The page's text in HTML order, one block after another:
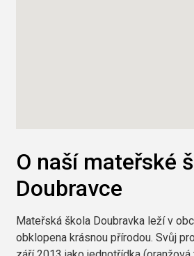
O naší mateřské
Doubravce
Mateřská škola Doubravka leží v
obklopena krásnou přírodou. Svůj